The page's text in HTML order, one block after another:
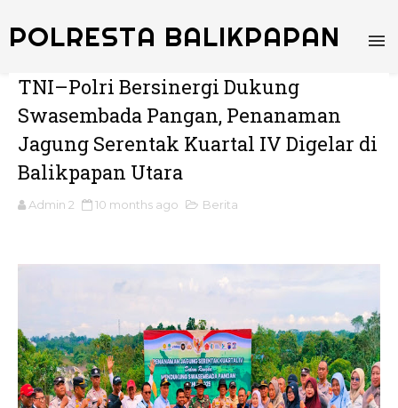
POLRESTA BALIKPAPAN
TNI–Polri Bersinergi Dukung
Swasembada Pangan, Penanaman
Jagung Serentak Kuartal IV Digelar di
Balikpapan Utara
Admin 2 10 months ago Berita